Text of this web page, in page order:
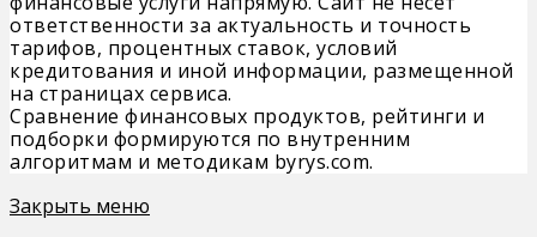
ответственности за актуальность и точность
тарифов, процентных ставок, условий
кредитования и иной информации, размещенной
на страницах сервиса.
Сравнение финансовых продуктов, рейтинги и
подборки формируются по внутренним
алгоритмам и методикам byrys.com.
Закрыть меню